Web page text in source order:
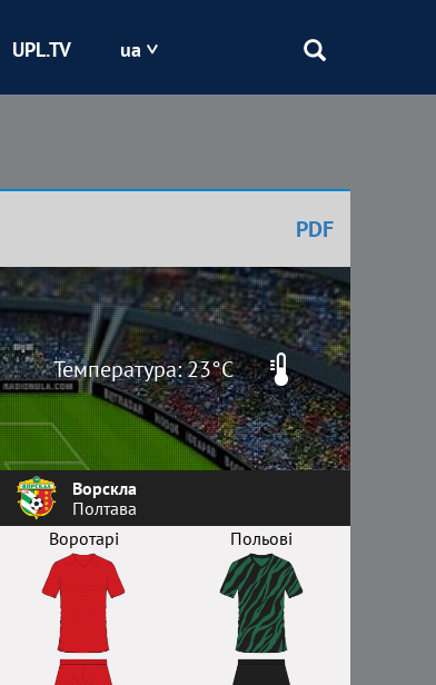
Кривбас
Шахтар
UPL.TV ua
PDF
Температура: 23°C
Ворскла
Полтава
Воротарі
Польові